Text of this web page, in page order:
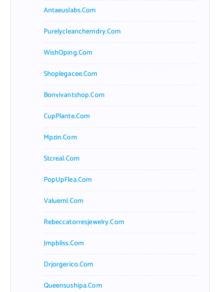
Antaeuslabs.com
Purelycleanchemdry.com
WishOping.com
Shoplegacee.com
Bonvivantshop.com
CupPlante.com
Mpzin.com
Stcreal.com
PopUpFlea.com
Valueml.com
Rebeccatorresjewelry.com
Jmpbliss.com
Drjorgerico.com
Queensushipa.com